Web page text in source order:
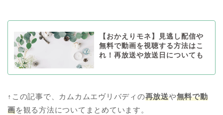
【おかえりモネ】見逃し配信や
無料で動画を視聴する方法はこ
れ！再放送や放送日についても
↑この記事で、カムカムエヴリバディの再放送や無料で動
画を観る方法についてまとめています。